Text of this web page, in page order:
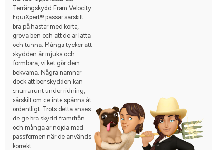
Terrängskydd Fram Velocity
EquiXpert® passar särskilt
bra på hästar med korta,
grova ben och att de är lätta
och tunna. Många tycker att
skydden är mjuka och
formbara, vilket gör dem
bekväma. Några nämner
dock att benskydden kan
snurra runt under ridning,
särskilt om de inte spänns åt
ordentligt. Trots detta anses
de ge bra skydd framifrån
och många är nöjda med
passformen när de används
korrekt.